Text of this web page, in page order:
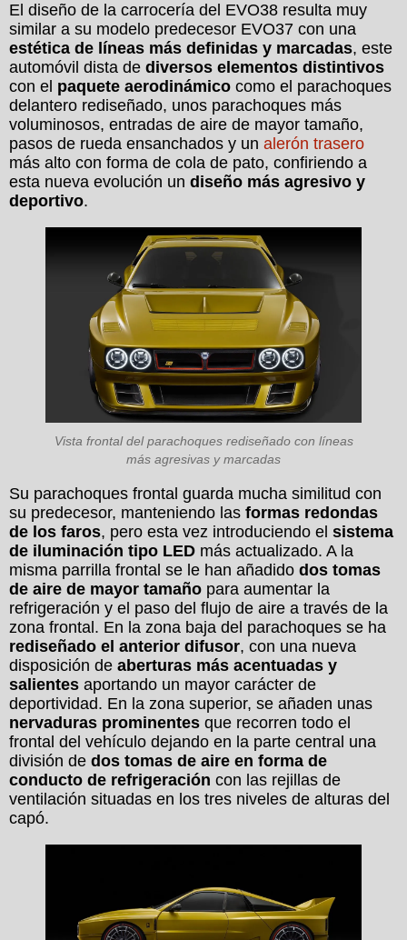
El diseño de la carrocería del EVO38 resulta muy
similar a su modelo predecesor EVO37 con una
estética de líneas más definidas y marcadas, este
automóvil dista de diversos elementos distintivos
con el paquete aerodinámico como el parachoques
delantero rediseñado, unos parachoques más
voluminosos, entradas de aire de mayor tamaño,
pasos de rueda ensanchados y un alerón trasero
más alto con forma de cola de pato, confiriendo a
esta nueva evolución un diseño más agresivo y
deportivo.
Vista frontal del parachoques rediseñado con líneas
más agresivas y marcadas
Su parachoques frontal guarda mucha similitud con
su predecesor, manteniendo las formas redondas
de los faros, pero esta vez introduciendo el sistema
de iluminación tipo LED más actualizado. A la
misma parrilla frontal se le han añadido dos tomas
de aire de mayor tamaño para aumentar la
refrigeración y el paso del flujo de aire a través de la
zona frontal. En la zona baja del parachoques se ha
rediseñado el anterior difusor, con una nueva
disposición de aberturas más acentuadas y
salientes aportando un mayor carácter de
deportividad. En la zona superior, se añaden unas
nervaduras prominentes que recorren todo el
frontal del vehículo dejando en la parte central una
división de dos tomas de aire en forma de
conducto de refrigeración con las rejillas de
ventilación situadas en los tres niveles de alturas del
capó.